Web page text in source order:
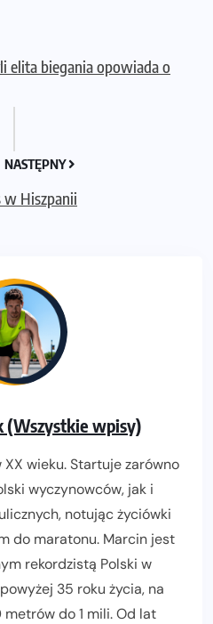
elita biegania opowiada o
NASTĘPNY
w Hiszpanii
(Wszystkie wpisy)
XX wieku. Startuje zarówno
wyczynowców, jak i
notując życiówki
do maratonu. Marcin jest
rekordzistą Polski w
35 roku życia, na
do 1 mili. Od lat